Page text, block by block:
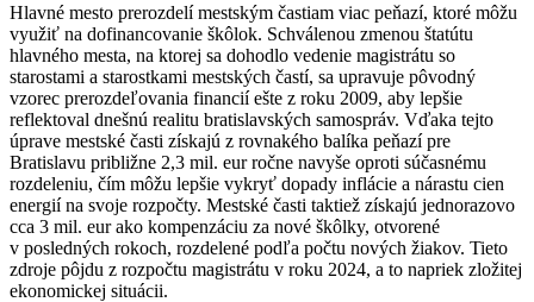
Hlavné mesto prerozdelí mestským častiam viac peňazí, ktoré môžu
využiť na dofinancovanie škôlok. Schválenou zmenou štatútu
hlavného mesta, na ktorej sa dohodlo vedenie magistrátu so
starostami a starostkami mestských častí, sa upravuje pôvodný
vzorec prerozdeľovania financií ešte z roku 2009, aby lepšie
reflektoval dnešnú realitu bratislavských samospráv. Vďaka tejto
úprave mestské časti získajú z rovnakého balíka peňazí pre
Bratislavu približne 2,3 mil. eur ročne navyše oproti súčasnému
rozdeleniu, čím môžu lepšie vykryť dopady inflácie a nárastu cien
energií na svoje rozpočty. Mestské časti taktiež získajú jednorazovo
cca 3 mil. eur ako kompenzáciu za nové škôlky, otvorené
v posledných rokoch, rozdelené podľa počtu nových žiakov. Tieto
zdroje pôjdu z rozpočtu magistrátu v roku 2024, a to napriek zložitej
ekonomickej situácii.